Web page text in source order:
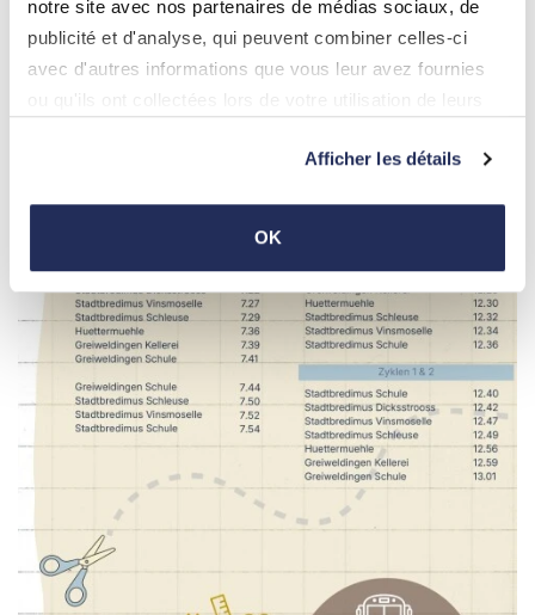
notre site avec nos partenaires de médias sociaux, de
publicité et d'analyse, qui peuvent combiner celles-ci
avec d'autres informations que vous leur avez fournies
ou qu'ils ont collectées lors de votre utilisation de leurs
Afficher les détails
OK